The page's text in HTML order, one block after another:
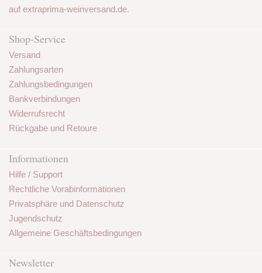
auf extraprima-weinversand.de.
Shop-Service
Versand
Zahlungsarten
Zahlungsbedingungen
Bankverbindungen
Widerrufsrecht
Rückgabe und Retoure
Informationen
Hilfe / Support
Rechtliche Vorabinformationen
Privatsphäre und Datenschutz
Jugendschutz
Allgemeine Geschäftsbedingungen
Newsletter